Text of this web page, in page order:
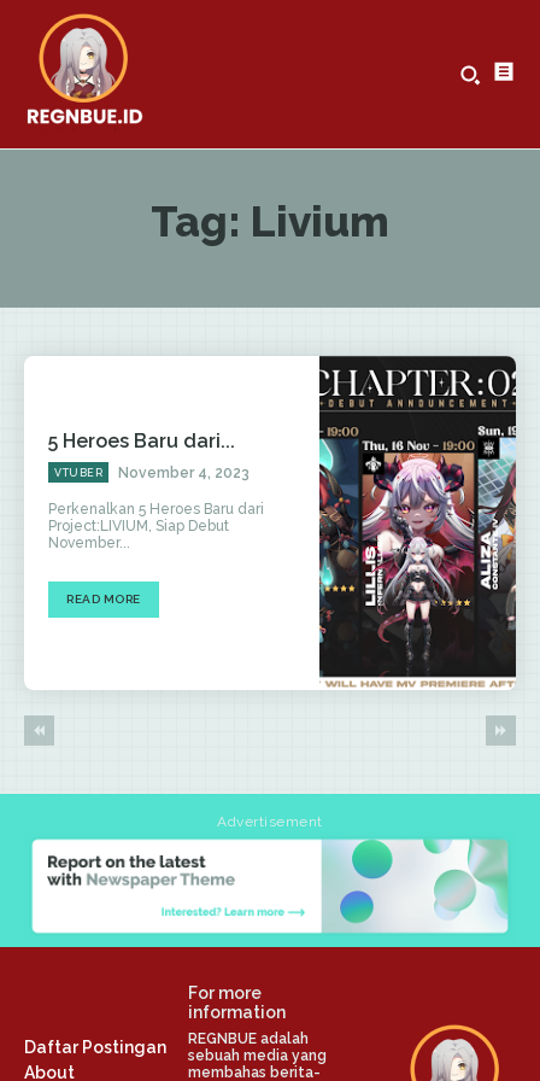
Tag: Livium
5 Heroes Baru dari...
VTUBER November 4, 2023
Perkenalkan 5 Heroes Baru dari
Project:LIVIUM, Siap Debut
November...
READ MORE
Advertisement
Daftar Postingan
About
For more
information
REGNBUE adalah
sebuah media yang
membahas berita-